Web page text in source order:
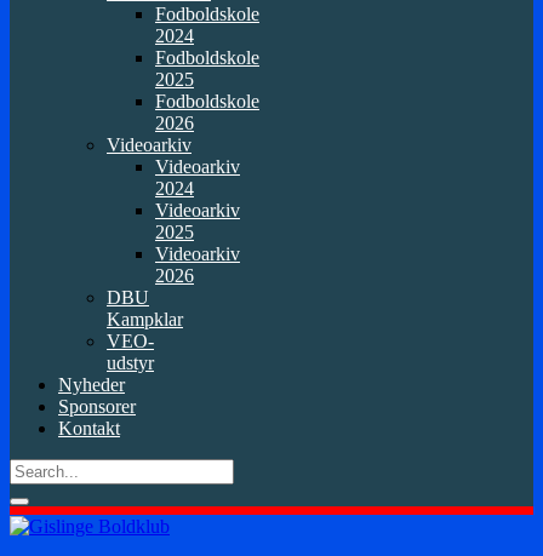
Fodboldskole
2024
Fodboldskole
2025
Fodboldskole
2026
Videoarkiv
Videoarkiv
2024
Videoarkiv
2025
Videoarkiv
2026
DBU
Kampklar
VEO-
udstyr
Nyheder
Sponsorer
Kontakt